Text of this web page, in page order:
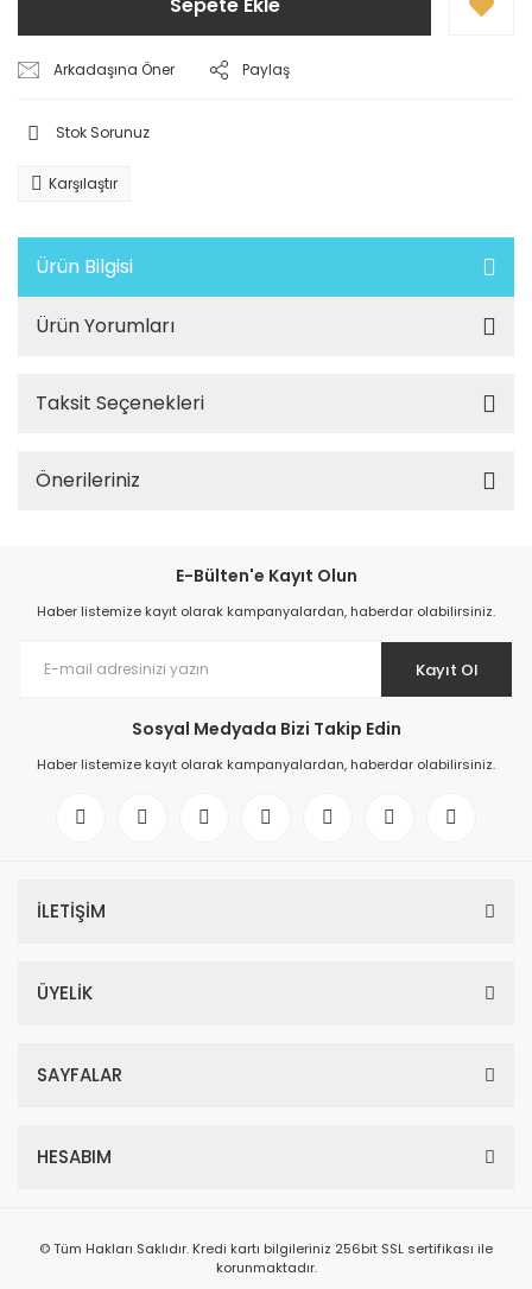
Arkadaşına Öner Paylaş
Stok Sorunuz
Karşılaştır
Ürün Bilgisi
Ürün Yorumları
Taksit Seçenekleri
Önerileriniz
E-Bülten'e Kayıt Olun
Haber listemize kayıt olarak kampanyalardan, haberdar olabilirsiniz.
Kayıt Ol
Sosyal Medyada Bizi Takip Edin
Haber listemize kayıt olarak kampanyalardan, haberdar olabilirsiniz.
İLETİŞİM
ÜYELİK
SAYFALAR
HESABIM
© Tüm Hakları Saklıdır. Kredi kartı bilgileriniz 256bit SSL sertifikası ile
korunmaktadır.